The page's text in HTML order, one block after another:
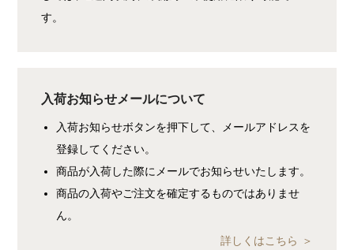
す。
入荷お知らせメールについて
入荷お知らせボタンを押下して、メールアドレスを
登録してください。
商品が入荷した際にメールでお知らせいたします。
商品の入荷やご注文を確定するものではありませ
ん。
詳しくはこちら